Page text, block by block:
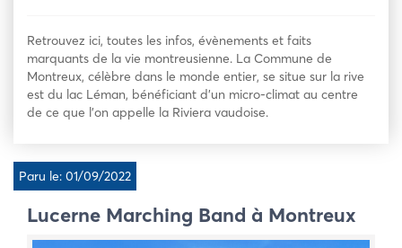
Retrouvez ici, toutes les infos, évènements et faits
marquants de la vie montreusienne. La Commune de
Montreux, célèbre dans le monde entier, se situe sur la rive
est du lac Léman, bénéficiant d’un micro-climat au centre
de ce que l’on appelle la Riviera vaudoise.
Paru le: 01/09/2022
Lucerne Marching Band à Montreux